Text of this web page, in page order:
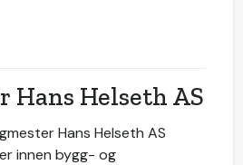
Hans Helseth AS
Hans Helseth AS
innen bygg- og